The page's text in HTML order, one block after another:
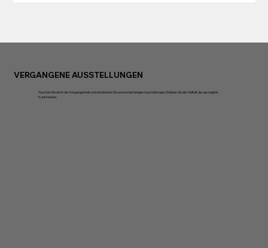
VERGANGENE AUSSTELLUNGEN
Tauchen Sie ein in die Vergangenheit und entdecken Sie unsere bisherigen Ausstellungen. Erleben Sie die Vielfalt der gezeigten
Kunstwerke.